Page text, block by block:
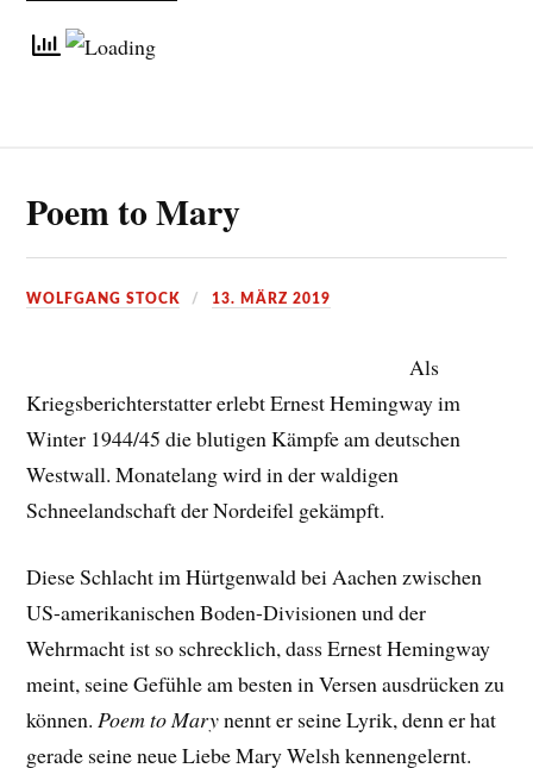
Poem to Mary
WOLFGANG STOCK 13. MÄRZ 2019
Als
Kriegsberichterstatter erlebt Ernest Hemingway im
Winter 1944/45 die blutigen Kämpfe am deutschen
Westwall. Monatelang wird in der waldigen
Schneelandschaft der Nordeifel gekämpft.
Diese Schlacht im Hürtgenwald bei Aachen zwischen
US-amerikanischen Boden-Divisionen und der
Wehrmacht ist so schrecklich, dass Ernest Hemingway
meint, seine Gefühle am besten in Versen ausdrücken zu
können.Poem to Marynennt er seine Lyrik, denn er hat
gerade seine neue Liebe Mary Welsh kennengelernt.